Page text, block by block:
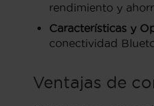
rendimiento y
Características y
conectividad
Ventajas de